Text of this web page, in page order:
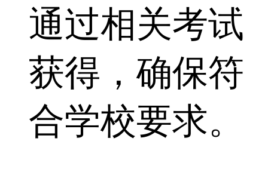
通过相关考试
获得，确保符
合学校要求。